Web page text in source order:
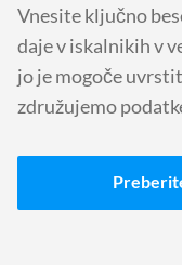
Vnesite ključno
daje v iskalnikih v
jo je mogoče
združujemo